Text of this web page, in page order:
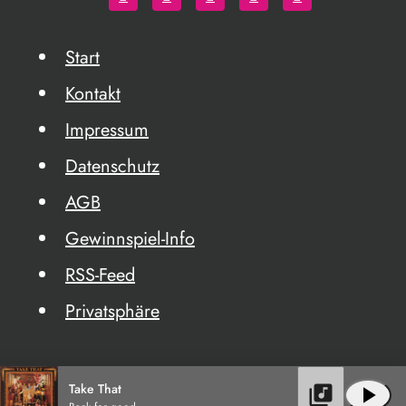
Start
Kontakt
Impressum
Datenschutz
AGB
Gewinnspiel-Info
RSS-Feed
Privatsphäre
Take That play_arrow
library_music